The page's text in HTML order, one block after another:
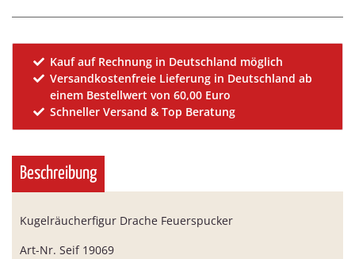
Kauf auf Rechnung in Deutschland möglich
Versandkostenfreie Lieferung in Deutschland ab
einem Bestellwert von 60,00 Euro
Schneller Versand & Top Beratung
Beschreibung
Kugelräucherfigur Drache Feuerspucker
Art-Nr. Seif 19069